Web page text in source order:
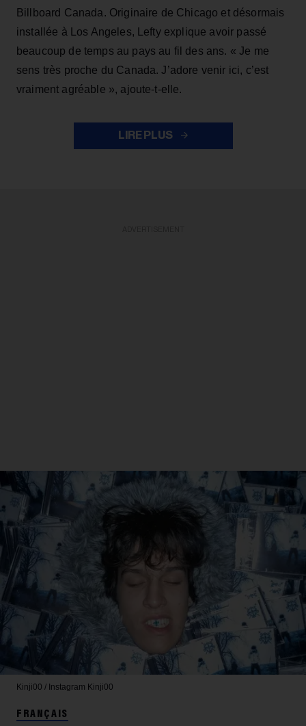
Billboard Canada. Originaire de Chicago et désormais
installée à Los Angeles, Lefty explique avoir passé
beaucoup de temps au pays au fil des ans. « Je me
sens très proche du Canada. J’adore venir ici, c’est
vraiment agréable », ajoute-t-elle.
LIRE PLUS
Kinji00 / Instagram Kinji00
FRANÇAIS